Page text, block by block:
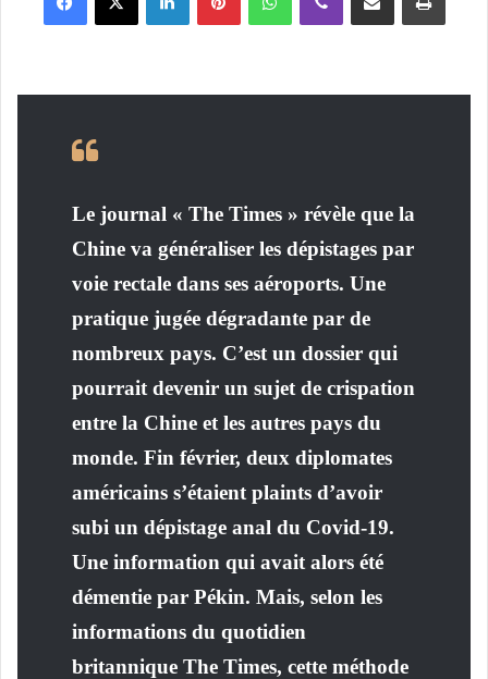
Le journal « The Times » révèle que la
Chine va généraliser les dépistages par
voie rectale dans ses aéroports. Une
pratique jugée dégradante par de
nombreux pays. C’est un dossier qui
pourrait devenir un sujet de crispation
entre la Chine et les autres pays du
monde. Fin février, deux diplomates
américains s’étaient plaints d’avoir
subi un dépistage anal du Covid-19.
Une information qui avait alors été
démentie par Pékin. Mais, selon les
informations du quotidien
britannique The Times, cette méthode